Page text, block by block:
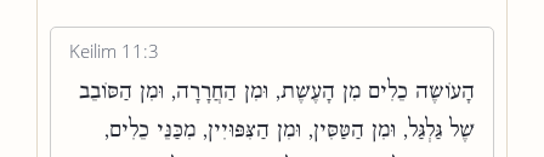
Keilim 11:3
הָעוֹשֶׂה כֵלִים מִן הָעֶשֶׁת, וּמִן הַחֲרָרָה, וּמִן הַסּוֹבֵב
שֶׁל גַּלְגַּל, וּמִן הַטַּסִּין, וּמִן הַצִּפּוּיִין, מִכַּנֵּי כֵלִים,